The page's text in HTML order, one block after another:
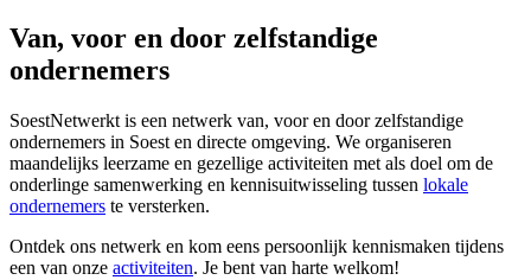
Van, voor en door zelfstandige
ondernemers
SoestNetwerkt is een netwerk van, voor en door zelfstandige
ondernemers in Soest en directe omgeving. We organiseren
maandelijks leerzame en gezellige activiteiten met als doel om de
onderlinge samenwerking en kennisuitwisseling tussen lokale
ondernemers te versterken.
Ontdek ons netwerk en kom eens persoonlijk kennismaken tijdens
een van onze activiteiten. Je bent van harte welkom!